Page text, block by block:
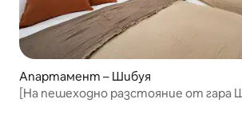
Апартамент – Шибуя
[На пешеходно разстояние от гара